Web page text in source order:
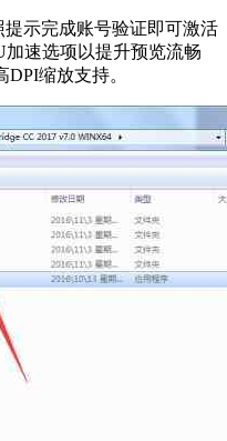
示完成账号验证即可激活
速选项以提升预览流畅
缩放支持。